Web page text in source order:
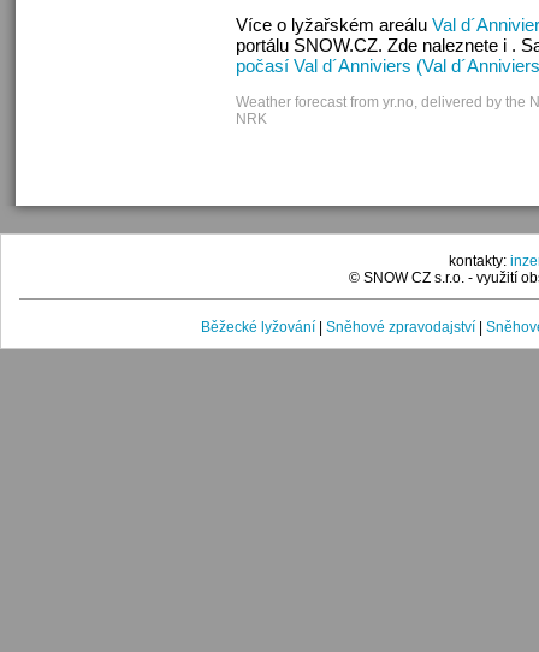
Více o lyžařském areálu Val
portálu SNOW.CZ. Zde naleznete i .
počasí Val d´Anniviers (Val
Weather forecast from yr.no, delivered by the
NRK
kontakty:
© SNOW CZ s.r.o. - využití
Běžecké lyžování Sněhové zpravodajství